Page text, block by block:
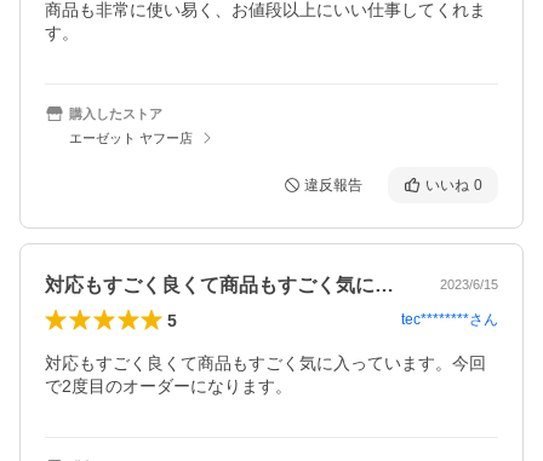
商品も非常に使い易く、お値段以上にいい仕事してくれま
す。
購入したストア
エーゼット ヤフー店
違反報告 いいね 0
対応もすごく良くて商品もすごく気に入っ… 2023/6/15
5 tec********さん
対応もすごく良くて商品もすごく気に入っています。今回
で2度目のオーダーになります。